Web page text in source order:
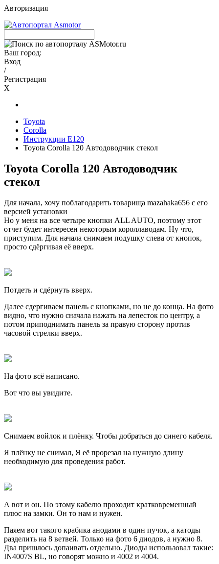
Авторизация
Ваш город:
Вход
/
Регистрация
X
Toyota
Corolla
Инструкции E120
Toyota Corolla 120 Автодоводчик стекол
Toyota Corolla 120 Автодоводчик
стекол
Для начала, хочу поблагодарить товарища mazahaka656 с его
версией установки
Но у меня на все четыре кнопки ALL AUTO, поэтому этот
отчет будет интересен некоторым короллаводам. Ну что,
приступим. Для начала снимаем подушку слева от кнопок,
просто сдёргивая её вверх.
Потдеть и сдёрнуть вверх.
Далее сдергиваем панель с кнопками, но не до конца. На фото
видно, что нужно сначала нажать на лепесток по центру, а
потом приподнимать панель за правую сторону против
часовой стрелки вверх.
На фото всё написано.
Вот что вы увидите.
Снимаем войлок и плёнку. Чтобы добраться до синего кабеля.
Я плёнку не снимал, Я её прорезал на нужную длину
необходимую для проведения работ.
А вот и он. По этому кабелю проходит кратковременный
плюс на замки. Он то нам и нужен.
Паяем вот такого крабика анодами в один пучок, а катоды
разделить на 8 ветвей. Только на фото 6 диодов, а нужно 8.
Два пришлось допаивать отдельно. Диоды использовал такие:
IN4007S BL, но говорят можно и 4002 и 4004.